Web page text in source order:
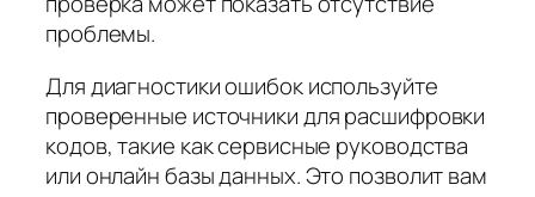
проблемы.
Для диагностики ошибок используйте
проверенные источники для расшифровки
кодов, такие как сервисные руководства
или онлайн базы данных. Это позволит вам